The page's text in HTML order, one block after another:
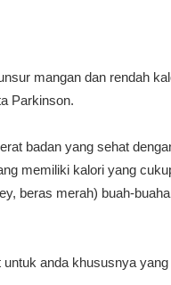
mangan dan rendah
Parkinson.
badan yang sehat
memiliki kalori yang
beras merah) buah-
anda khususnya